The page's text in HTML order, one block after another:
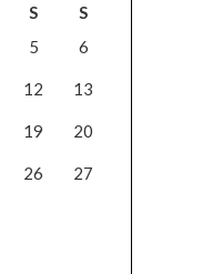
S
S
5 6
12 13
19 20
26 27